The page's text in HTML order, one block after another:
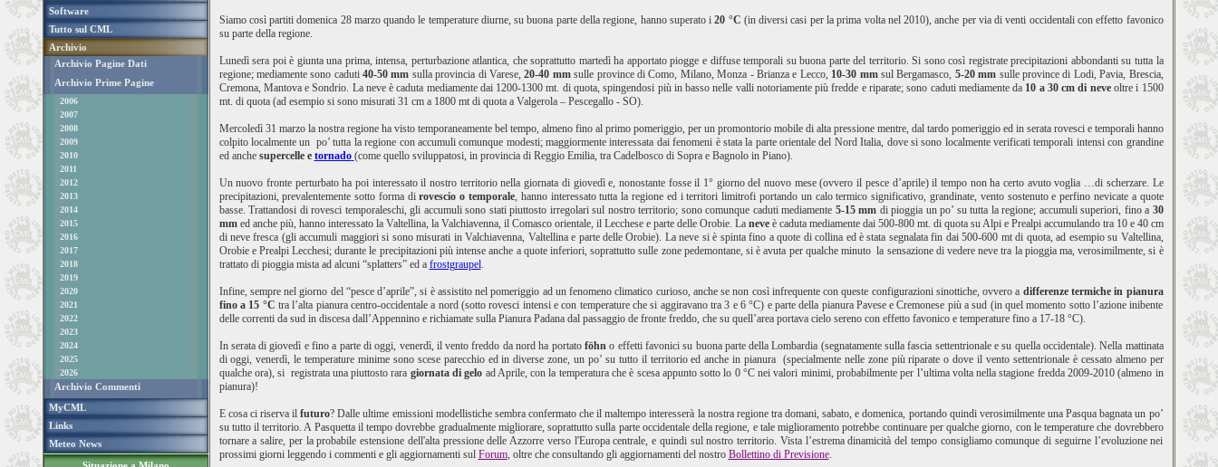
Software
Tutto sul CML
Archivio
Archivio Pagine Dati
Archivio Prime Pagine
2006
2007
2008
2009
2010
2011
2012
2013
2014
2015
2016
2017
2018
2019
2020
2021
2022
2023
2024
2025
2026
Archivio Commenti
MyCML
Links
Meteo News
Siamo così partiti domenica 28 marzo quando le temperature diurne, su buona parte della regione, hanno superato i20 °C (in diversi casi per la prima volta nel 2010), anche per via di venti occidentali con effetto favonico
su parte della regione.
Lunedì sera poi è giunta una prima, intensa, perturbazione atlantica, che soprattutto martedì ha apportato piogge e diffuse temporali su buona parte del territorio. Si sono così registrate precipitazioni abbondanti su tutta la
regione; mediamente sono caduti40-50 mm sulla provincia di Varese,20-40 mmsulle province di Como, Milano, Monza - Brianza e Lecco, 10-30 mmsul Bergamasco, 5-20 mm sulle province di Lodi, Pavia, Brescia,
Cremona, Mantova e Sondrio. La neve è caduta mediamente dai 1200-1300 mt. di quota, spingendosi più in basso nelle valli notoriamente più fredde e riparate; sono caduti mediamente da 10 a 30 cm di neve oltre i 1500
mt. di quota (ad esempio si sono misurati 31 cm a 1800 mt di quota a Valgerola – Pescegallo - SO).
Mercoledì 31 marzo la nostra regione ha visto temporaneamente bel tempo, almeno fino al primo pomeriggio, per un promontorio mobile di alta pressione mentre, dal tardo pomeriggio ed in serata rovesci e temporali hanno
colpito localmente un po’ tutta la regione con accumuli comunque modesti; maggiormente interessata dai fenomeni è stata la parte orientale del Nord Italia, dove si sono localmente verificati temporali intensi con grandine
ed anche supercelle e tornado (come quello sviluppatosi, in provincia di Reggio Emilia, tra Cadelbosco di Sopra e Bagnolo in Piano).
Un nuovo fronte perturbato ha poi interessato il nostro territorio nella giornata di giovedì e, nonostante fosse il 1° giorno del nuovo mese (ovvero il pesce d’aprile) il tempo non ha certo avuto voglia …di scherzare. Le
precipitazioni, prevalentemente sotto forma dirovescio o temporale, hanno interessato tutta la regione ed i territori limitrofi portando un calo termico significativo, grandinate, vento sostenuto e perfino nevicate a quote
basse. Trattandosi di rovesci temporaleschi, gli accumuli sono stati piuttosto irregolari sul nostro territorio; sono comunque caduti mediamente 5-15 mm di pioggia un po’ su tutta la regione; accumuli superiori, fino a 30
mm ed anche più, hanno interessato la Valtellina, la Valchiavenna, il Comasco orientale, il Lecchese e parte delle Orobie. La neve è caduta mediamente dai 500-800 mt. di quota su Alpi e Prealpi accumulando tra 10 e 40 cm
di neve fresca (gli accumuli maggiori si sono misurati in Valchiavenna, Valtellina e parte delle Orobie). La neve si è spinta fino a quote di collina ed è stata segnalata fin dai 500-600 mt di quota, ad esempio su Valtellina,
Orobie e Prealpi Lecchesi; durante le precipitazioni più intense anche a quote inferiori, soprattutto sulle zone pedemontane, si è avuta per qualche minuto la sensazione di vedere neve tra la pioggia ma, verosimilmente, si è
trattato di pioggia mista ad alcuni “splatters” ed a frostgraupel.
Infine, sempre nel giorno del “pesce d’aprile”, si è assistito nel pomeriggio ad un fenomeno climatico curioso, anche se non così infrequente con queste configurazioni sinottiche, ovvero a differenze termiche in pianura
fino a 15 °C tra l’alta pianura centro-occidentale a nord (sotto rovesci intensi e con temperature che si aggiravano tra 3 e 6 °C) e parte della pianura Pavese e Cremonese più a sud (in quel momento sotto l’azione inibente
delle correnti da sud in discesa dall’Appennino e richiamate sulla Pianura Padana dal passaggio de fronte freddo, che su quell’area portava cielo sereno con effetto favonico e temperature fino a 17-18 °C).
In serata di giovedì e fino a parte di oggi, venerdì, il vento freddo da nord ha portato föhno effetti favonici su buona parte della Lombardia (segnatamente sulla fascia settentrionale e su quella occidentale). Nella mattinata
di oggi, venerdì, le temperature minime sono scese parecchio ed in diverse zone, un po’ su tutto il territorio ed anche in pianura (specialmente nelle zone più riparate o dove il vento settentrionale è cessato almeno per
qualche ora), si registrata una piuttosto rara giornata di gelo ad Aprile, con la temperatura che è scesa appunto sotto lo 0 °C nei valori minimi, probabilmente per l’ultima volta nella stagione fredda 2009-2010 (almeno in
pianura)!
E cosa ci riserva ilfuturo? Dalle ultime emissioni modellistiche sembra confermato che il maltempo interesserà la nostra regione tra domani, sabato, e domenica, portando quindi verosimilmente una Pasqua bagnata un po’
su tutto il territorio. A Pasquetta il tempo dovrebbe gradualmente migliorare, soprattutto sulla parte occidentale della regione, e tale miglioramento potrebbe continuare per qualche giorno, con le temperature che dovrebbero
tornare a salire, per la probabile estensione dell'alta pressione delle Azzorre verso l'Europa centrale, e quindi sul nostro territorio. Vista l’estrema dinamicità del tempo consigliamo comunque di seguirne l’evoluzione nei
prossimi giorni leggendo i commenti e gli aggiornamenti sul Forum, oltre che consultando gli aggiornamenti del nostro Bollettino di Previsione.